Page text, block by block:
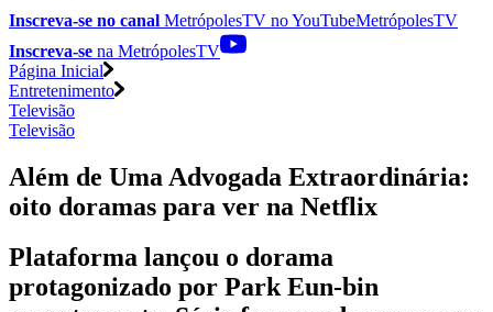
Inscreva-se no canal MetrópolesTV noYouTubeMetrópolesTV
Inscreva-se na MetrópolesTV
Página Inicial
Entretenimento
Televisão
Televisão
Além de Uma Advogada Extraordinária:
oito doramas para ver na Netflix
Plataforma lançou o dorama
protagonizado por Park Eun-bin